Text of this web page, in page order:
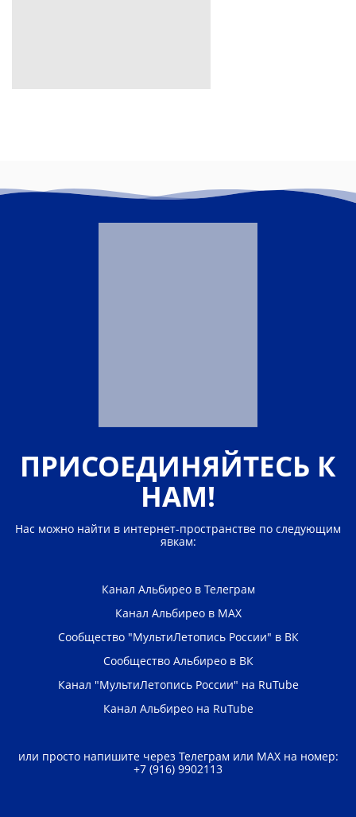
ПРИСОЕДИНЯЙТЕСЬ К
НАМ!
Нас можно найти в интернет-пространстве по следующим
явкам:
Канал Альбирео в Телеграм
Канал Альбирео в МАХ
Сообщество "МультиЛетопись России" в ВК
Сообщество Альбирео в ВК
Канал "МультиЛетопись России" на RuTube
Канал Альбирео на RuTube
или просто напишите через Телеграм или МАХ на номер:
+7 (916) 9902113